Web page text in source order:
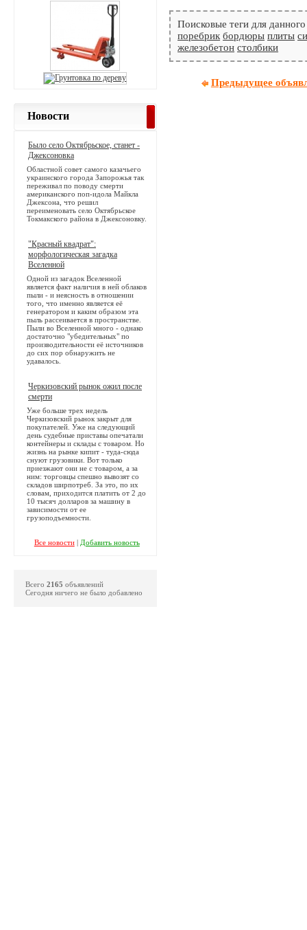
Поисковые теги для
поребрик бордюры плиты
железобетон столбики
Предыдущее
Новости
Было село Октябрьское, станет -
Джексоновка
Областной совет самого казачьего
украинского города Запорожья так
переживал по поводу смерти
американского поп-идола Майкла
Джексона, что решил
переименовать село Октябрьское
Токмакского района в Джексоновку.
"Красный квадрат":
морфологическая загадка
Вселенной
Одной из загадок Вселенной
является факт наличия в ней облаков
пыли - и неясность в отношении
того, что именно является её
генератором и каким образом эта
пыль рассеивается в пространстве.
Пыли во Вселенной много - однако
достаточно "убедительных" по
производительности её источников
до сих пор обнаружить не
удавалось.
Черкизовский рынок ожил после
смерти
Уже больше трех недель
Черкизовский рынок закрыт для
покупателей. Уже на следующий
день судебные приставы опечатали
контейнеры и склады с товаром. Но
жизнь на рынке кипит - туда-сюда
снуют грузовики. Вот только
приезжают они не с товаром, а за
ним: торговцы спешно вывозят со
складов ширпотреб. За это, по их
словам, приходится платить от 2 до
10 тысяч долларов за машину в
зависимости от ее
грузоподъемности.
Все новости| Добавить новость
Всего 2165 объявлений
Сегодня ничего не было добавлено